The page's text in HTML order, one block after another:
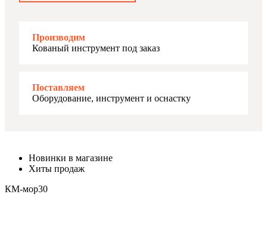
Производим
Кованый инструмент под заказ
Поставляем
Оборудование, инструмент и оснастку
Новинки в магазине
Хиты продаж
КМ-мор30